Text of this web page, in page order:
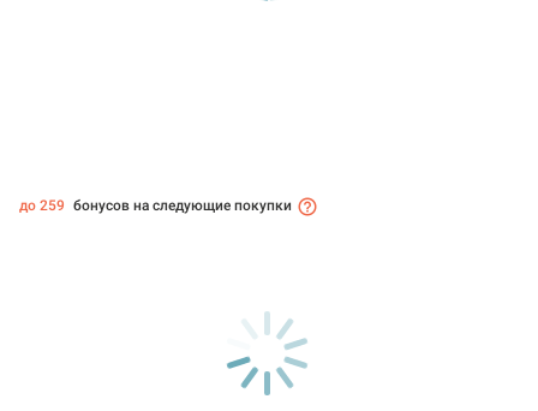
до 259 бонусов на следующие покупки